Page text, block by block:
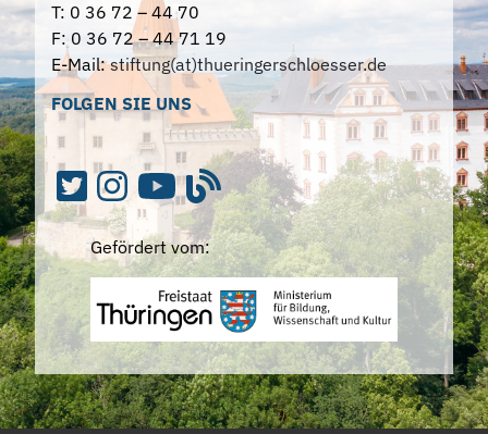
T: 0 36 72 – 44 70
F: 0 36 72 – 44 71 19
E-Mail:stiftung(at)thueringerschloesser.de
FOLGEN SIE UNS
Gefördert vom: